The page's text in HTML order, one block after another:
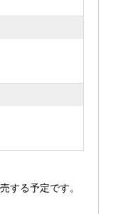
する予定です。